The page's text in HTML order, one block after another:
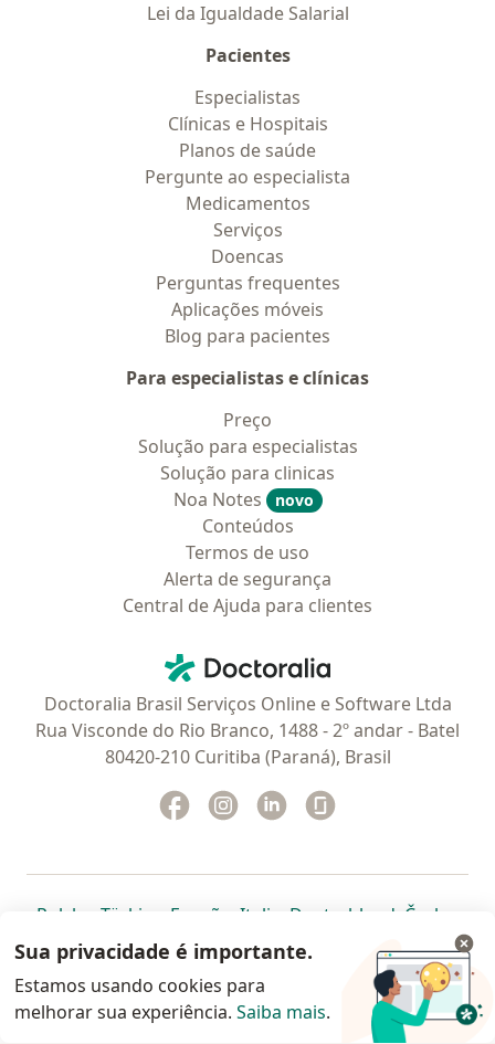
Lei da Igualdade Salarial
Pacientes
Especialistas
Clínicas e Hospitais
Planos de saúde
Pergunte ao especialista
Medicamentos
Serviços
Doencas
Perguntas frequentes
Aplicações móveis
Blog para pacientes
Para especialistas e clínicas
Preço
Solução para especialistas
Solução para clinicas
Noa Notes
novo
Conteúdos
Termos de uso
Alerta de segurança
Central de Ajuda para clientes
Doctoralia - Homepage
Doctoralia Brasil Serviços Online e Software Ltda
Rua Visconde do Rio Branco, 1488 - 2º andar - Batel
80420-210 Curitiba (Paraná), Brasil
Facebook
abre num novo separador
Instagram
abre num novo separador
Linkedin
abre num novo
Polska abre num novo separador
Türkiye abre num novo separador
España abre num novo separador
Italia abre num novo
Deutschlandabre num
Česko
Portugal abre num novo separador
, México abre num novo separador
, abre num novo separador
Brasil abre num novoabre num
abre
Colombia abre num novo
www.doctoralia.com.br © 2026 - Agende agora sua
Sua privacidade é importante.
Estamos usando cookies para
melhorar sua experiência. Saiba mais.